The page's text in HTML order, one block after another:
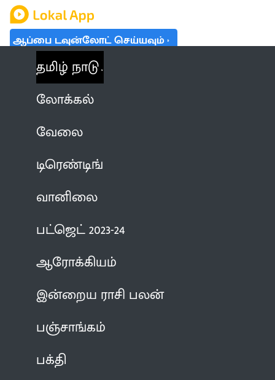
ஆப்பை டவுன்லோட் செய்யவும்
தமிழ் நாடு
லோக்கல்
வேலை
டிரெண்டிங்
வானிலை
பட்ஜெட் 2023-24
ஆரோக்கியம்
இன்றைய ராசி பலன்
பஞ்சாங்கம்
பக்தி